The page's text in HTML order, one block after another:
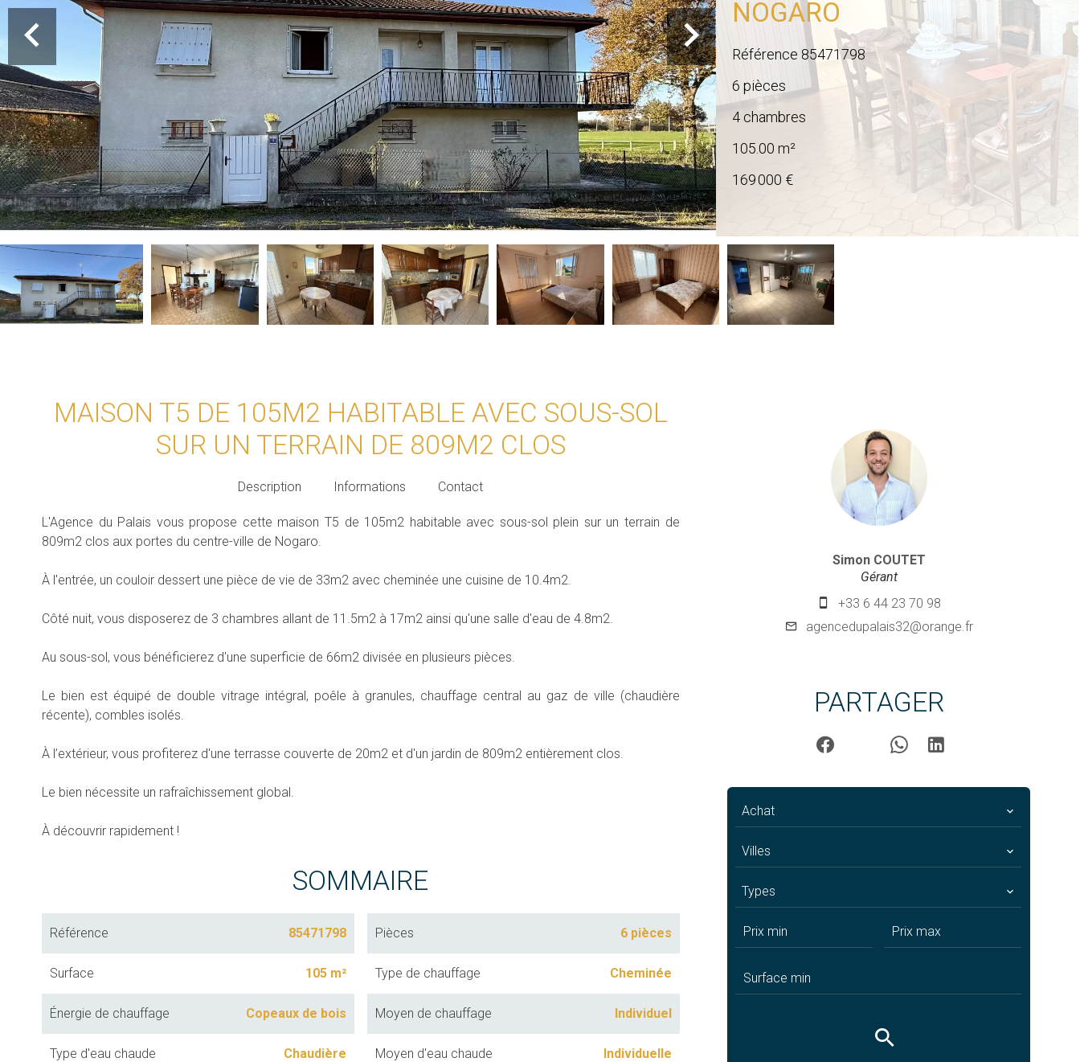
NOGARO
Référence 85471798
6 pièces
4 chambres
105.00 m²
169 000 €
MAISON T5 DE 105M2 HABITABLE AVEC SOUS-SOL
SUR UN TERRAIN DE 809M2 CLOS
Description Informations Contact
L'Agence du Palais vous propose cette maison T5 de 105m2 habitable avec sous-sol plein sur un terrain de
809m2 clos aux portes du centre-ville de Nogaro.
À l'entrée, un couloir dessert une pièce de vie de 33m2 avec cheminée une cuisine de 10.4m2.
Côté nuit, vous disposerez de 3 chambres allant de 11.5m2 à 17m2 ainsi qu'une salle d'eau de 4.8m2.
Au sous-sol, vous bénéficierez d'une superficie de 66m2 divisée en plusieurs pièces.
Le bien est équipé de double vitrage intégral, poêle à granules, chauffage central au gaz de ville (chaudière
récente), combles isolés.
À l’extérieur, vous profiterez d'une terrasse couverte de 20m2 et d'un jardin de 809m2 entièrement clos.
Le bien nécessite un rafraîchissement global.
À découvrir rapidement !
SOMMAIRE
Référence 85471798 Pièces 6 pièces
Surface 105 m² Type de chauffage Cheminée
Énergie de chauffage Copeaux de bois Moyen de chauffage Individuel
Type d'eau chaude Chaudière Moyen d'eau chaude Individuelle
Simon COUTET
Gérant
+33 6 44 23 70 98
agencedupalais32@orange.fr
PARTAGER
Achat
Villes
Types